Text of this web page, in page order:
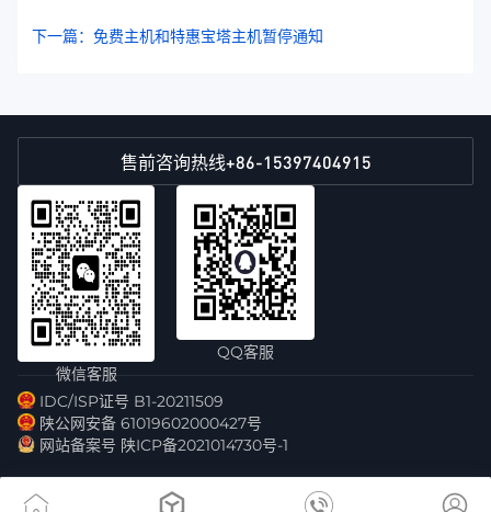
下一篇：免费主机和特惠宝塔主机暂停通知
售前咨询热线+86-15397404915
微信客服
QQ客服
IDC/ISP证号 B1-20211509
陕公网安备 61019602000427号
网站备案号 陕ICP备2021014730号-1